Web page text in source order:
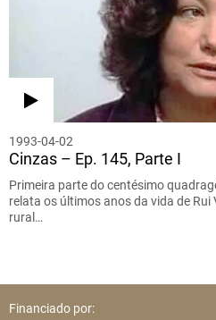
1993-04-02
Cinzas – Ep. 145, Parte I
Primeira parte do centésimo
relata os últimos anos da vida de
rural…
Financiado por: